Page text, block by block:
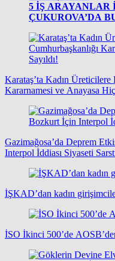
5 İŞ ARAYANLAR
ÇUKUROVA’DA
Karataş’ta Kadın
Kararnamesi ve Anayasa
Gazimağosa’da Deprem
Interpol İddiası Siyaseti
İŞKAD’dan kadın
İSO İkinci 500’de